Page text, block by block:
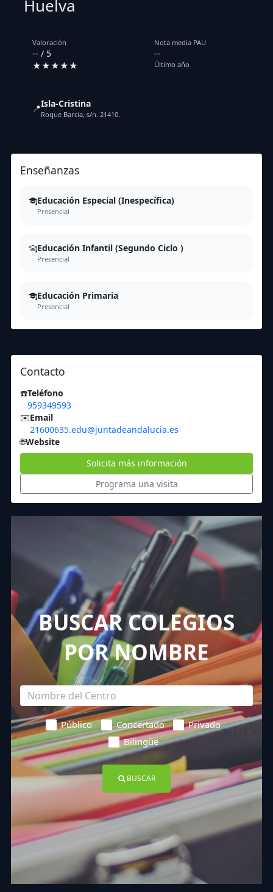
Huelva
Valoración
-- / 5
★★★★★
Nota media PAU
--
Último año
📍Isla-Cristina
Roque Barcia, s/n. 21410.
Enseñanzas
Educación Especial (Inespecífica)
Presencial
Educación Infantil (Segundo Ciclo )
Presencial
Educación Primaria
Presencial
Contacto
☎️Teléfono
959349593
✉️Email
21600635.edu@juntadeandalucia.es
🌐Website
Solicita más información
Programa una visita
BUSCAR COLEGIOS
POR NOMBRE
Público Concertado
Privado
Bilingüe
BUSCAR